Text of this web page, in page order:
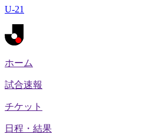
U-21
ホーム
試合速報
チケット
日程・結果